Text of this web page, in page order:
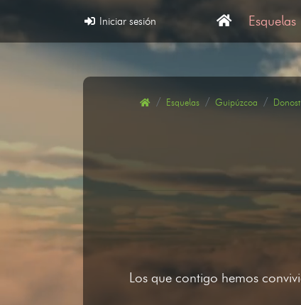
Iniciar sesión Esquelas
Esquelas Guipúzcoa
Los que contigo hemos